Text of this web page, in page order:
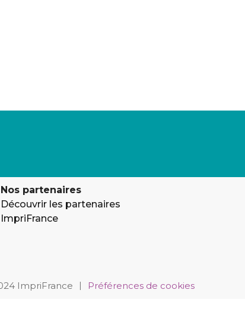
Nos partenaires
Découvrir les partenaires
ImpriFrance
ImpriFrance | Préférences de cookies